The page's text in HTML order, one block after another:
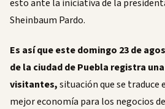
esto ante la iniciativa de la
Sheinbaum Pardo.
Es así que este domingo 23 de
de la ciudad de Puebla registra
visitantes,situación que se traduce
mejor economía para los negocios